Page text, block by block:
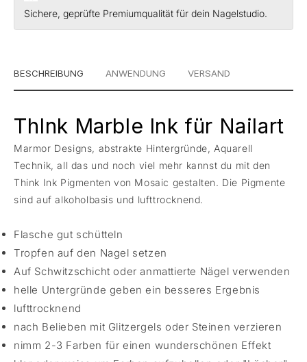
Sichere, geprüfte Premiumqualität für dein Nagelstudio.
BESCHREIBUNG ANWENDUNG VERSAND
ThInk Marble Ink für Nailart
Marmor Designs, abstrakte Hintergründe, Aquarell
Technik, all das und noch viel mehr kannst du mit den
Think Ink Pigmenten von Mosaic gestalten. Die Pigmente
sind auf alkoholbasis und lufttrocknend.
Flasche gut schütteln
Tropfen auf den Nagel setzen
Auf Schwitzschicht oder anmattierte Nägel verwenden
helle Untergründe geben ein besseres Ergebnis
lufttrocknend
nach Belieben mit Glitzergels oder Steinen verzieren
nimm 2-3 Farben für einen wunderschönen Effekt